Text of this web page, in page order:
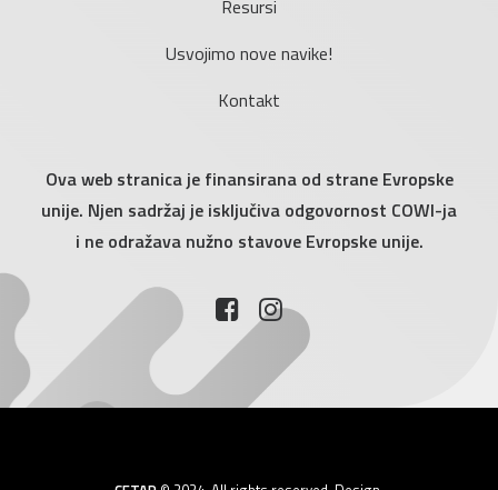
Resursi
Usvojimo nove navike!
Kontakt
Ova web stranica je finansirana od strane Evropske
unije. Njen sadržaj je isključiva odgovornost COWI-ja
i ne odražava nužno stavove Evropske unije.